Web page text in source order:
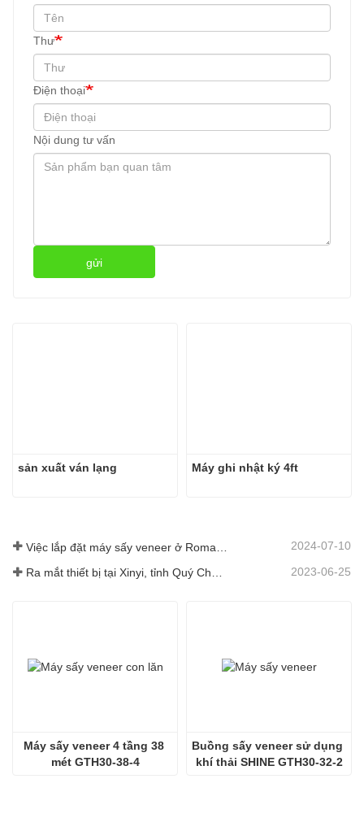
Thư
Điện thoại
Nội dung tư vấn
gửi
sản xuất ván lạng Máy ghi nhật ký 4ft
2024-07-10
2023-06-25
Máy sấy veneer 4 tầng 38
mét GTH30-38-4
Buồng sấy veneer sử dụng
khí thải SHINE GTH30-32-2